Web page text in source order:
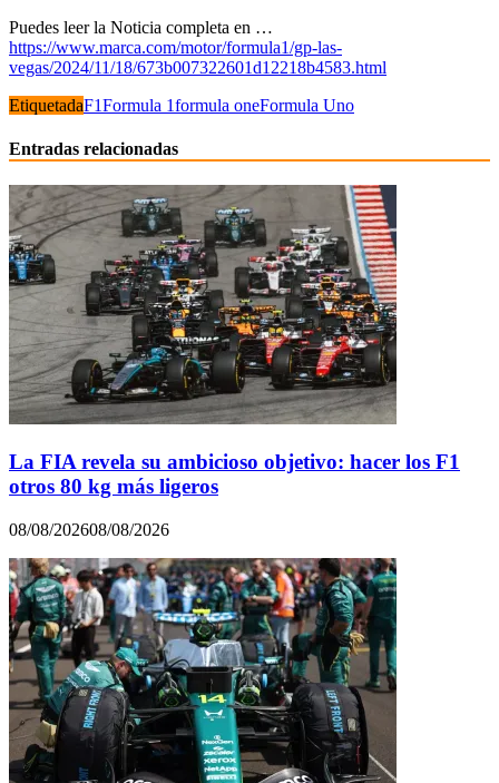
Puedes leer la Noticia completa en …
https://www.marca.com/motor/formula1/gp-las-
vegas/2024/11/18/673b007322601d12218b4583.html
EtiquetadaF1Formula 1formula oneFormula Uno
Entradas relacionadas
La FIA revela su ambicioso objetivo: hacer los F1
otros 80 kg más ligeros
08/08/202608/08/2026